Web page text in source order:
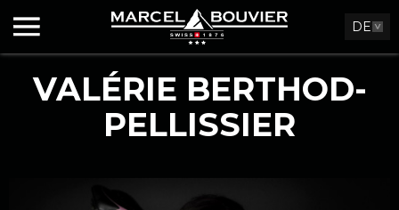
DE
VALÉRIE BERTHOD-
PELLISSIER